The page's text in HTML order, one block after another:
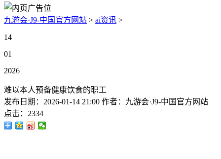
九游会·J9-中国官方网站 > ai资讯 >
14
01
2026
难以本人预备健康饮食的职工
发布日期： 2026-01-14 21:00 作者： 九游会·J9-中国官方网站
点击： 2334